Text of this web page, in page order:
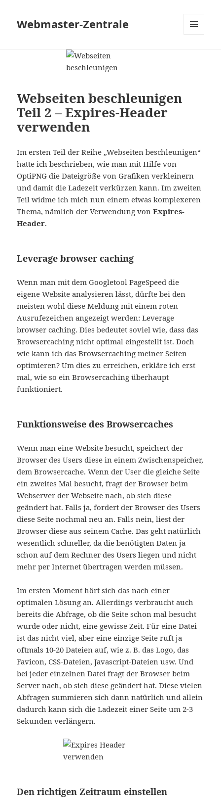
Webmaster-Zentrale
Webseiten beschleunigen
Teil 2 – Expires-Header
verwenden
Im ersten Teil der Reihe „Webseiten beschleunigen“
hatte ich beschrieben, wie man mit Hilfe von
OptiPNG die Dateigröße von Grafiken verkleinern
und damit die Ladezeit verkürzen kann. Im zweiten
Teil widme ich mich nun einem etwas komplexeren
Thema, nämlich der Verwendung vonExpires-
Header.
Leverage browser caching
Wenn man mit dem Googletool PageSpeed die
eigene Website analysieren lässt, dürfte bei den
meisten wohl diese Meldung mit einem roten
Ausrufezeichen angezeigt werden: Leverage
browser caching. Dies bedeutet soviel wie, dass das
Browsercaching nicht optimal eingestellt ist. Doch
wie kann ich das Browsercaching meiner Seiten
optimieren? Um dies zu erreichen, erkläre ich erst
mal, wie so ein Browsercaching überhaupt
funktioniert.
Funktionsweise des Browsercaches
Wenn man eine Website besucht, speichert der
Browser des Users diese in einem Zwischenspeicher,
dem Browsercache. Wenn der User die gleiche Seite
ein zweites Mal besucht, fragt der Browser beim
Webserver der Webseite nach, ob sich diese
geändert hat. Falls ja, fordert der Browser des Users
diese Seite nochmal neu an. Falls nein, liest der
Browser diese aus seinem Cache. Das geht natürlich
wesentlich schneller, da die benötigten Daten ja
schon auf dem Rechner des Users liegen und nicht
mehr per Internet übertragen werden müssen.
Im ersten Moment hört sich das nach einer
optimalen Lösung an. Allerdings verbraucht auch
bereits die Abfrage, ob die Seite schon mal besucht
wurde oder nicht, eine gewisse Zeit. Für eine Datei
ist das nicht viel, aber eine einzige Seite ruft ja
oftmals 10-20 Dateien auf, wie z. B. das Logo, das
Favicon, CSS-Dateien, Javascript-Dateien usw. Und
bei jeder einzelnen Datei fragt der Browser beim
Server nach, ob sich diese geändert hat. Diese vielen
Abfragen summieren sich dann natürlich und allein
dadurch kann sich die Ladezeit einer Seite um 2-3
Sekunden verlängern.
Den richtigen Zeitraum einstellen